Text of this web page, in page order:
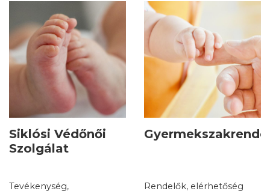
Siklósi Védőnői
Szolgálat
Tevékenység,
Rendelők, elérhetőség